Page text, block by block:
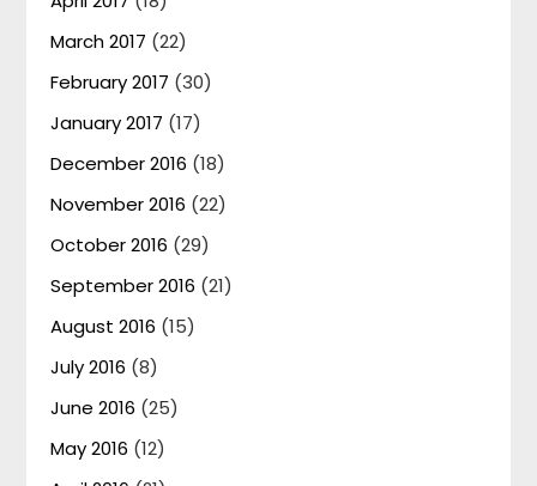
March 2017 (22)
February 2017 (30)
January 2017 (17)
December 2016 (18)
November 2016 (22)
October 2016 (29)
September 2016 (21)
August 2016 (15)
July 2016 (8)
June 2016 (25)
May 2016 (12)